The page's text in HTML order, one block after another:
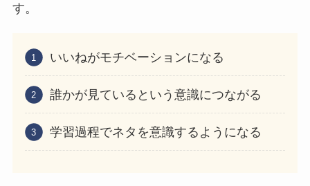
す。
いいねがモチベーションになる
誰かが見ているという意識につながる
学習過程でネタを意識するようになる